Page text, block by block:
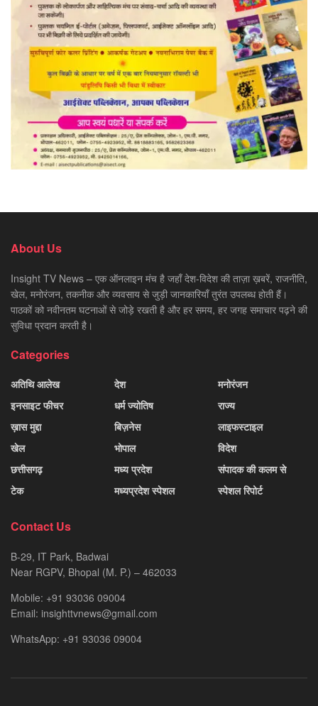
About Us
Insight TV News – एक ऑनलाइन मंच है जहाँ देश-विदेश की ताज़ा ख़बरें, राजनीति,
खेल, मनोरंजन, तकनीक और व्यवसाय से जुड़ी जानकारियाँ तुरंत उपलब्ध होती हैं।
पाठकों को नवीनतम घटनाओं से जोड़े रखती है और हर समय, हर जगह समाचार पढ़ने की
सुविधा प्रदान करती है।
Categories
अतिथि आलेख
इनसाइट फीचर
ख़ास मुद्दा
खेल
छत्तीसगढ़
टेक
देश
धर्म ज्योतिष
बिज़नेस
भोपाल
मध्य प्रदेश
मध्यप्रदेश स्पेशल
मनोरंजन
राज्य
लाइफस्टाइल
विदेश
संपादक की कलम से
स्पेशल रिपोर्ट
Contact Us
B-29, IT Park, Badwai
Near RGPV, Bhopal (M. P.) – 462033
Mobile: +91 93036 09004
Email: insighttvnews@gmail.com
WhatsApp: +91 93036 09004